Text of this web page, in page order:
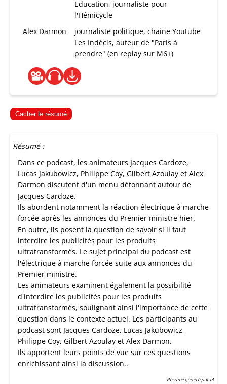
Education, journaliste pour
l'Hémicycle
Alex Darmon
journaliste politique, chaine Youtube
Les Indécis, auteur de "Paris à
prendre" (en replay sur M6+)
Cacher le résumé
Résumé :
Dans ce podcast, les animateurs Jacques Cardoze,
Lucas Jakubowicz, Philippe Coy, Gilbert Azoulay et Alex
Darmon discutent d'un menu détonnant autour de
Jacques Cardoze.
Ils abordent notamment la réaction électrique à marche
forcée après les annonces du Premier ministre hier.
En outre, ils posent la question de savoir si il faut
interdire les publicités pour les produits
ultratransformés. Le sujet principal du podcast est
l'électrique à marche forcée suite aux annonces du
Premier ministre.
Les animateurs examinent également la possibilité
d'interdire les publicités pour les produits
ultratransformés, soulignant ainsi l'importance de cette
question dans le contexte actuel. Les participants au
podcast sont Jacques Cardoze, Lucas Jakubowicz,
Philippe Coy, Gilbert Azoulay et Alex Darmon.
Ils apportent leurs points de vue sur ces questions
enrichissant ainsi la discussion..
Résumé généré par IA